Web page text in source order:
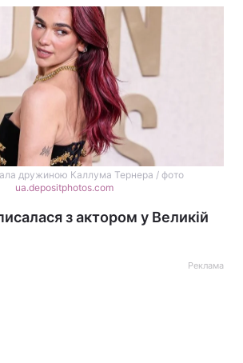
дружиною Каллума Тернера / фото
ua.depositphotos.com
з актором у Великій
Реклама